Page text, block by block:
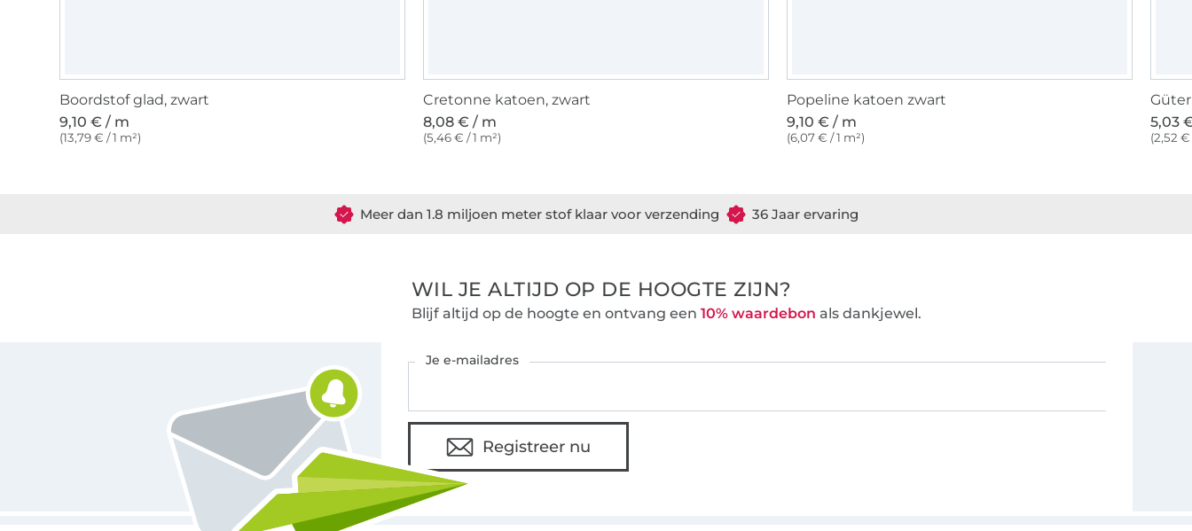
Boordstof glad, zwart
9,10 € / m
(13,79 € / 1 m²)
Cretonne katoen, zwart
8,08 € / m
(5,46 € / 1 m²)
Popeline katoen zwart
9,10 € / m
(6,07 € / 1 m²)
5,03
(2,52
Meer dan 1.8 miljoen meter stof klaar voor verzending 36 Jaar ervaring
WIL JE ALTIJD OP DE HOOGTE ZIJN?
Blijf altijd op de hoogte en ontvang een 10% waardebon als dankjewel.
Je e-mailadres
Registreer nu